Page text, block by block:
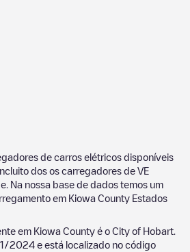
de carros elétricos disponíveis
dos os carregadores de VE
Na nossa base de dados temos um
em Kiowa County Estados
em Kiowa County é o City of Hobart
2024 e está localizado no código